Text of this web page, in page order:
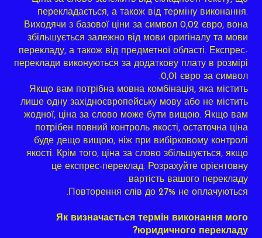
перекладається, а також від терміну виконання.
Виходячи з базової ціни за символ 0,02 євро, вона
збільшується залежно від мови оригіналу та мови
перекладу, а також від предметної області. Експрес-
переклади виконуються за додаткову плату в розмірі
0,01 євро за символ.
Якщо вам потрібна мовна комбінація, яка містить
лише одну західноєвропейську мову або не містить
жодної, ціна за слово може бути вищою. Якщо вам
потрібен повний контроль якості, остаточна ціна
буде дещо вищою, ніж при вибірковому контролі
якості. Крім того, ціна за слово збільшується, якщо
це експрес-переклад. Розрахуйте орієнтовну
вартість вашого перекладу.
Повторення слів до 27% не оплачуються.
Як визначається термін виконання мого
юридичного перекладу?